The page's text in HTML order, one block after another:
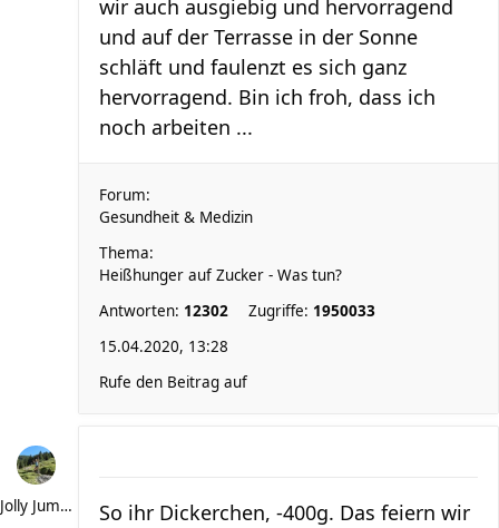
wir auch ausgiebig und hervorragend
und auf der Terrasse in der Sonne
schläft und faulenzt es sich ganz
hervorragend. Bin ich froh, dass ich
noch arbeiten ...
Forum:
Gesundheit & Medizin
Thema:
Heißhunger auf Zucker - Was tun?
Antworten: 12302 Zugriffe: 1950033
15.04.2020, 13:28
Rufe den Beitrag auf
Jolly Jumper
So ihr Dickerchen, -400g. Das feiern wir